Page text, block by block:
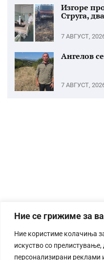
Ние се грижиме за
Ние користиме колачиња
искуство со
персонализирани реклами
Изгоре
Струга,
7 АВГУСТ,
Ангелов
7 АВГУСТ,